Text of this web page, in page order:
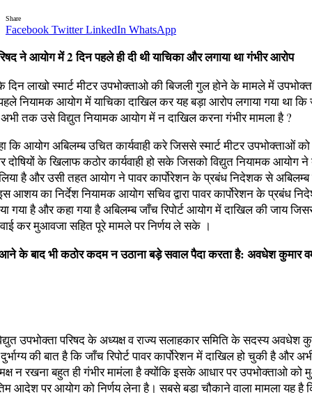
Share
Facebook Twitter LinkedIn WhatsApp
ने आयोग में 2 दिन पहले ही दी थी याचिका और लगाया था गंभीर आरोप
दिन लाखो स्मार्ट मीटर उपभोक्ताओ की बिजली गुल होने के मामले में
पहले नियामक आयोग में याचिका दाखिल कर यह बड़ा आरोप लगाया गया था कि
तक उसे विद्युत नियामक आयोग में न दाखिल करना गंभीर मामला है ?
कि आयोग अबिलम्ब उचित कार्यवाही करे जिससे स्मार्ट मीटर उपभोक्ताओं
के खिलाफ कठोर कार्यवाही हो सके जिसको विद्युत नियामक आयोग ने
है और उसी तहत आयोग ने पावर कार्पोरेशन के प्रबंध निदेशक से अबिलम्ब
आशय का निर्देश नियामक आयोग सचिव द्वारा पावर कार्पोरेशन के प्रबंध
गया है और कहा गया है अबिलम्ब जाँच रिपोर्ट आयोग में दाखिल की जाय
कर मुआवजा सहित पूरे मामले पर निर्णय ले सके ।
आने के बाद भी कठोर कदम न उठाना बड़े सवाल पैदा करता है: अवधेश कुमार
उपभोक्ता परिषद के अध्यक्ष व राज्य सलाहकार समिति के सदस्य अवधेश
की बात है कि जाँच रिपोर्ट पावर कार्पोरेशन में दाखिल हो चुकी है और
न रखना बहुत ही गंभीर मामंला है क्योंकि इसके आधार पर उपभोक्ताओ को
आदेश पर आयोग को निर्णय लेना है। सबसे बड़ा चौकाने वाला मामला यह है